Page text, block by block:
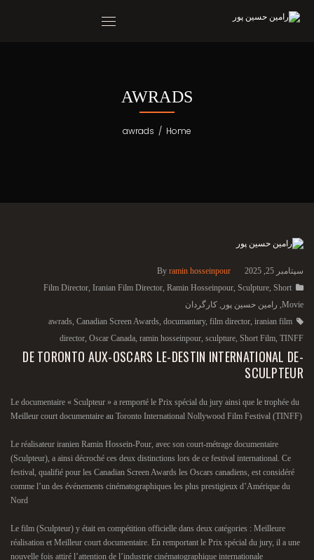
AWRADS
Home
/
awrads
سپتامبر 25, 2025 By ramin hosseinpour
Film Director, Iranian Film Director, Ramin Hosseinpour, Sculpture, Short
Movie
, رامین حسین پور , کارگردان
awrads, Canadian Screen Awards, documantary, film director, iranian film
director, Oscar Canada, ramin hosseinpour, sculpture, Short Film, TINFF
DE TORONTO AUX-OSCARS LE-DESTIN INTERNATIONAL DE-
SCULPTEUR
Le documentaire « Sculpteur » a remporté le Prix spécial du jury ainsi que le trophée du
Meilleur court documentaire au Toronto International Nollywood Film Festival (TINFF)
Le réalisateur iranien Ramin Hossein-Pour, avec son court-métrage documentaire
(Sculpteur), a ainsi décroché ces deux distinctions lors de ce festival international. Ce
festival, qualifié pour les Canadian Screen Awards les Oscars canadiens, est considéré
comme l’un des événements cinématographiques les plus prestigieux d’Amérique du
Nord
Le film (Sculpteur) y était en compétition officielle dans deux catégories : Meilleure
réalisation et Meilleur court documentaire. En remportant le Prix spécial du jury, il a une
nouvelle fois attiré l’attention de l’industrie cinématographique internationale